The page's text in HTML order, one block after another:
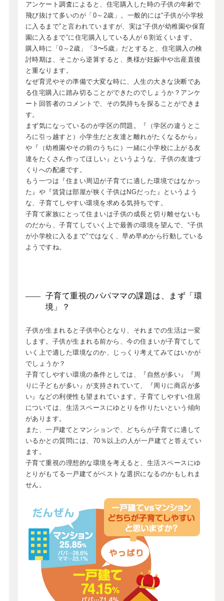
アンケート調査によると、住宅購入した時の子供の年齢で
飛び抜けて多いのが「0～2歳」。一般的には“子供が小学校
に入るまで”と言われていますが、実は“子供が幼稚園や保育
園に入るまで”に住宅購入している人が６割近くいます。
購入時に「0～2歳」「3〜5歳」だとすると、住宅購入の検
討時期は、そこから逆算すると、奥様が妊娠中や出産直後
と重なります。
なぜ育児やその準備で大変な時に、人生の大きな決断であ
る住宅購入に踏み切ることができたのでしょうか？アンケ
ート回答者のコメントで、その気持ちを探ることができま
す。
まず気になっているのが学区の問題。『（学区の違うとこ
ろに引っ越すと）小学生だと友達と離れがたくなるから』
や『（幼稚園やその前のうちに）一緒に小学校に上がる友
達をたくさん作ってほしい』というような、子供の友達づ
くりへの配慮です。
もう一つは『住まい周辺が子育てに適した環境ではなかっ
た』や『賃貸は部屋が狭く子供はNGだった』というよう
な、子育てしやすい環境を求める気持ちです。
子育て家族にとって住まいは子供の成長と切り離せないも
のだから、子育てしていく上で最善の環境を望んで、“子供
が小学校に入るまで”ではなく、早め早めから行動している
ようですね。
子育て重視のパパママの課題は、まず「環
境」？
子供が生まれると子供中心となり、それまでの生活は一変
します。子供が生まれる前から、今の住まいが子育てして
いく上で適した環境なのか、じっくり考えてみてはいかが
でしょうか？
子育てしやすい環境の条件としては、『自然が多い』『周
りに子どもが多い』が支持されていて、『周りに商店が多
い』などの利便性も望まれています。子育てしやすい住居
については、生活スペースにゆとりを作りたいという傾向
があります。
また、一戸建てとマンションで、どちらが子育てに適して
いるかとの質問には、70％以上の人が一戸建てと答えてい
ます。
子育て重視の理想的な環境を考えると、生活スペースにゆ
とりがもてる一戸建てがベストな選択になるのかもしれま
せん。